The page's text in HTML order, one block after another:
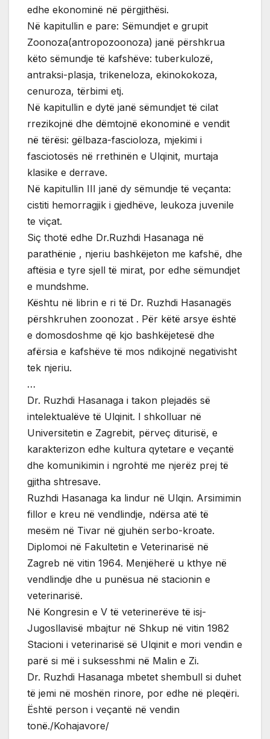
edhe ekonominë në përgjithësi.
Në kapitullin e pare: Sëmundjet e grupit
Zoonoza(antropozoonoza) janë përshkrua
këto sëmundje të kafshëve: tuberkulozë,
antraksi-plasja, trikeneloza, ekinokokoza,
cenuroza, tërbimi etj.
Në kapitullin e dytë janë sëmundjet të cilat
rrezikojnë dhe dëmtojnë ekonominë e vendit
në tërësi: gëlbaza-fascioloza, mjekimi i
fasciotosës në rrethinën e Ulqinit, murtaja
klasike e derrave.
Në kapitullin III janë dy sëmundje të veçanta:
cistiti hemorragjik i gjedhëve, leukoza juvenile
te viçat.
Siç thotë edhe Dr.Ruzhdi Hasanaga në
parathënie , njeriu bashkëjeton me kafshë, dhe
aftësia e tyre sjell të mirat, por edhe sëmundjet
e mundshme.
Kështu në librin e ri të Dr. Ruzhdi Hasanagës
përshkruhen zoonozat . Për këtë arsye është
e domosdoshme që kjo bashkëjetesë dhe
afërsia e kafshëve të mos ndikojnë negativisht
tek njeriu.
…
Dr. Ruzhdi Hasanaga i takon plejadës së
intelektualëve të Ulqinit. I shkolluar në
Universitetin e Zagrebit, përveç diturisë, e
karakterizon edhe kultura qytetare e veçantë
dhe komunikimin i ngrohtë me njerëz prej të
gjitha shtresave.
Ruzhdi Hasanaga ka lindur në Ulqin. Arsimimin
fillor e kreu në vendlindje, ndërsa atë të
mesëm në Tivar në gjuhën serbo-kroate.
Diplomoi në Fakultetin e Veterinarisë në
Zagreb në vitin 1964. Menjëherë u kthye në
vendlindje dhe u punësua në stacionin e
veterinarisë.
Në Kongresin e V të veterinerëve të isj-
Jugosllavisë mbajtur në Shkup në vitin 1982
Stacioni i veterinarisë së Ulqinit e mori vendin e
parë si më i suksesshmi në Malin e Zi.
Dr. Ruzhdi Hasanaga mbetet shembull si duhet
të jemi në moshën rinore, por edhe në pleqëri.
Është person i veçantë në vendin
tonë./Kohajavore/